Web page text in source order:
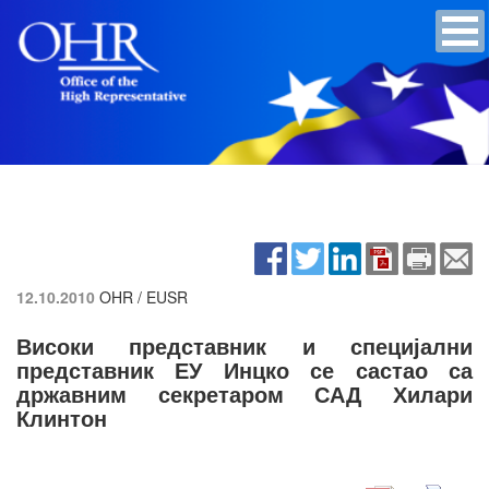
12.10.2010 OHR / EUSR
Високи представник и специјални
представник ЕУ Инцко се састао са
државним секретаром САД Хилари
Клинтон